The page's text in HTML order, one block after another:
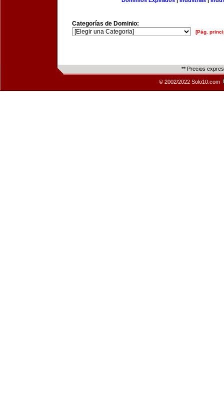
Categorías de Dominio:
[Pág.
** Precios
© 2002/2022 Solo10.com